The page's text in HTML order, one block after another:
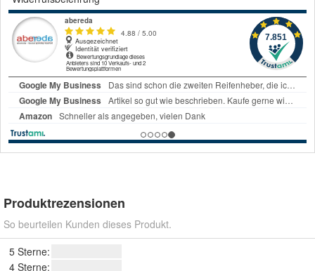
Produktrezensionen
So beurteilen Kunden dieses Produkt.
5 Sterne:
4 Sterne: